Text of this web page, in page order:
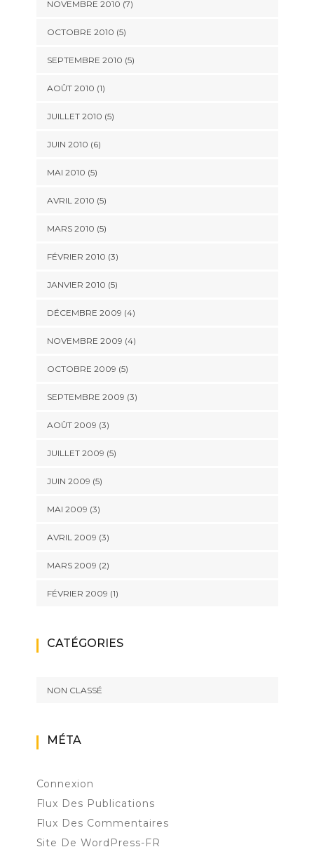
NOVEMBRE 2010 (7)
OCTOBRE 2010 (5)
SEPTEMBRE 2010 (5)
AOÛT 2010 (1)
JUILLET 2010 (5)
JUIN 2010 (6)
MAI 2010 (5)
AVRIL 2010 (5)
MARS 2010 (5)
FÉVRIER 2010 (3)
JANVIER 2010 (5)
DÉCEMBRE 2009 (4)
NOVEMBRE 2009 (4)
OCTOBRE 2009 (5)
SEPTEMBRE 2009 (3)
AOÛT 2009 (3)
JUILLET 2009 (5)
JUIN 2009 (5)
MAI 2009 (3)
AVRIL 2009 (3)
MARS 2009 (2)
FÉVRIER 2009 (1)
CATÉGORIES
NON CLASSÉ
MÉTA
Connexion
Flux Des Publications
Flux Des Commentaires
Site De WordPress-FR